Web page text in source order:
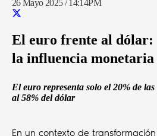
26 Mayo 2025 / 14:14PM
El euro frente al
la influencia monetaria
El euro representa solo el 20% de
al 58% del dólar
En un contexto de